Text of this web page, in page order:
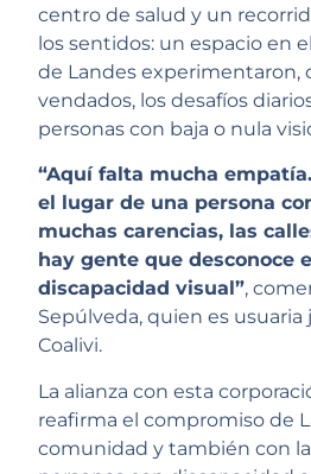
centro de salud y un
los sentidos: un espacio en
de Landes experimentaron,
vendados, los desafíos
personas con baja o nula
“Aquí falta mucha
el lugar de una persona
muchas carencias, las
hay gente que desconoce
discapacidad visual”,
Sepúlveda, quien es usuaria
Coalivi.
La alianza con esta
reafirma el compromiso de
comunidad y también con